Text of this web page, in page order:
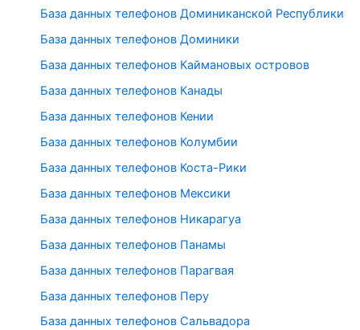
База данных телефонов Доминиканской Республики
База данных телефонов Доминики
База данных телефонов Каймановых островов
База данных телефонов Канады
База данных телефонов Кении
База данных телефонов Колумбии
База данных телефонов Коста-Рики
База данных телефонов Мексики
База данных телефонов Никарагуа
База данных телефонов Панамы
База данных телефонов Парагвая
База данных телефонов Перу
База данных телефонов Сальвадора